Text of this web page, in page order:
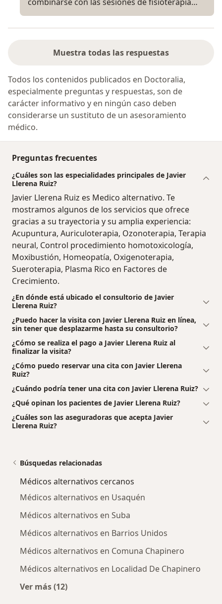
Muestra todas las respuestas
Todos los contenidos publicados en Doctoralia,
especialmente preguntas y respuestas, son de
carácter informativo y en ningún caso deben
considerarse un sustituto de un asesoramiento
médico.
Preguntas frecuentes
¿Cuáles son las especialidades principales de Javier
Llerena Ruiz?
Javier Llerena Ruiz es Medico alternativo. Te
mostramos algunos de los servicios que ofrece
gracias a su trayectoria y su amplia experiencia:
Acupuntura, Auriculoterapia, Ozonoterapia, Terapia
neural, Control procedimiento homotoxicología,
Moxibustión, Homeopatía, Oxigenoterapia,
Sueroterapia, Plasma Rico en Factores de
Crecimiento.
¿En dónde está ubicado el consultorio de Javier
Llerena Ruiz?
¿Puedo hacer la visita con Javier Llerena Ruiz en línea,
sin tener que desplazarme hasta su consultorio?
¿Cómo se realiza el pago a Javier Llerena Ruiz al
finalizar la visita?
¿Cómo puedo reservar una cita con Javier Llerena
Ruiz?
¿Cuándo podría tener una cita con Javier Llerena Ruiz?
¿Qué opinan los pacientes de Javier Llerena Ruiz?
¿Cuáles son las aseguradoras que acepta Javier
Llerena Ruiz?
Búsquedas relacionadas
Médicos alternativos cercanos
Médicos alternativos en Usaquén
Médicos alternativos en Suba
Médicos alternativos en Barrios Unidos
Médicos alternativos en Comuna Chapinero
Médicos alternativos en Localidad De Chapinero
Ver más (12)